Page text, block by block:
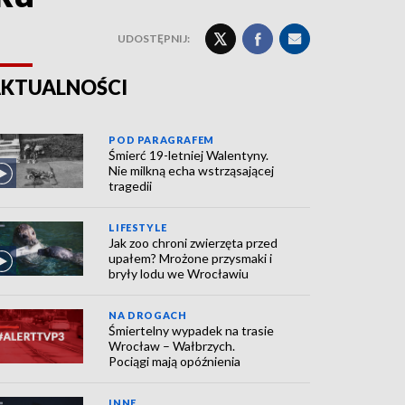
UDOSTĘPNIJ:
POD PARAGRAFEM
Śmierć 19-letniej Walentyny.
Nie milkną echa wstrząsającej
tragedii
LIFESTYLE
Jak zoo chroni zwierzęta przed
upałem? Mrożone przysmaki i
bryły lodu we Wrocławiu
NA DROGACH
Śmiertelny wypadek na trasie
Wrocław – Wałbrzych.
Pociągi mają opóźnienia